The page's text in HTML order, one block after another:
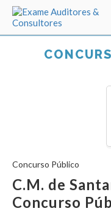
Acessar Área do
ENTRAR
Esqueci a senha
INÍCIO
Concurso Público
C.M. de
Concurso